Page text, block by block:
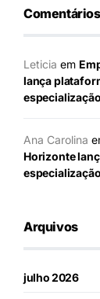
Comentários
Leticia em
lança
Ana Carolina
Horizonte
Arquivos
julho 2026